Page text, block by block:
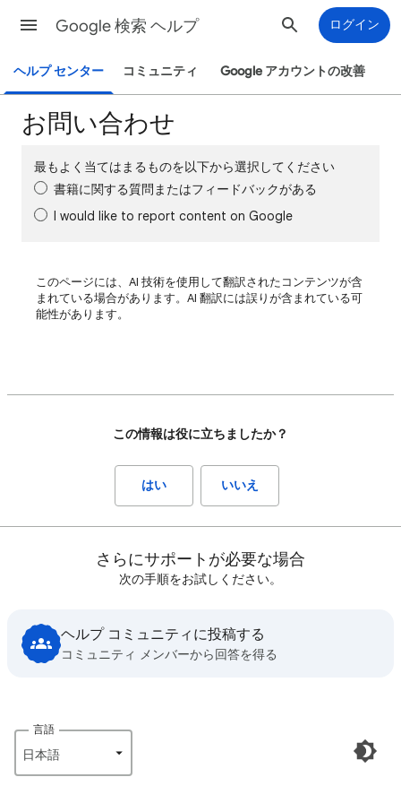
Google 検索 ヘルプ ログイン
ヘルプ センター コミュニティ Google アカウントの改善
お問い合わせ
最もよく当てはまるものを以下から選択してください
書籍に関する質問またはフィードバックがある
I would like to report content on Google
このページには、AI 技術を使用して翻訳されたコンテンツが含
まれている場合があります。AI 翻訳には誤りが含まれている可
能性があります。
この情報は役に立ちましたか？
はい いいえ
さらにサポートが必要な場合
次の手順をお試しください。
ヘルプ コミュニティに投稿する
コミュニティ メンバーから回答を得る
言語
日本語‎